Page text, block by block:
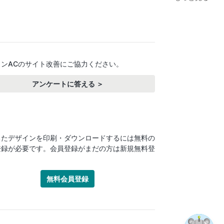
ACのサイト改善にご協力ください。
アンケートに答える ＞
デザインを印刷・ダウンロードするには無料の
が必要です。会員登録がまだの方は新規無料登
無料会員登録